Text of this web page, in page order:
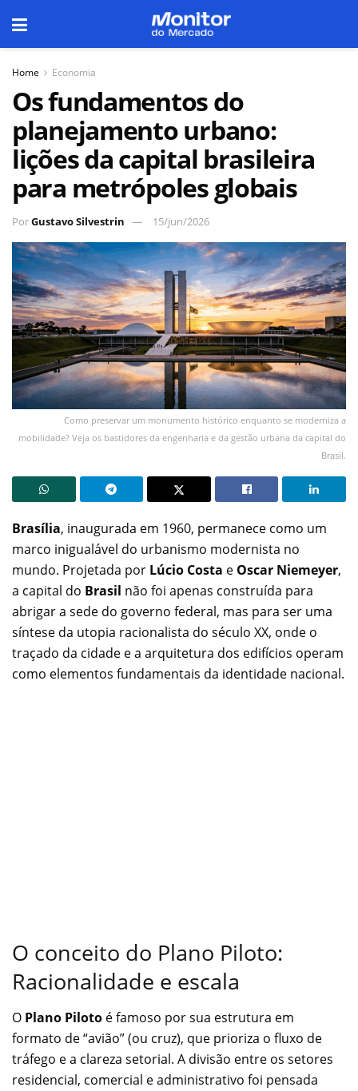
Home Economia
Os fundamentos do
planejamento urbano:
lições da capital brasileira
para metrópoles globais
PorGustavo Silvestrin 15/jun/2026
Como preservar um monumento histórico enquanto se moderniza a
mobilidade? Veja os bastidores da engenharia e da gestão urbana da capital do
Brasil.
Brasília, inaugurada em 1960, permanece como um
marco inigualável do urbanismo modernista no
mundo. Projetada por Lúcio Costa e Oscar Niemeyer,
a capital do Brasil não foi apenas construída para
abrigar a sede do governo federal, mas para ser uma
síntese da utopia racionalista do século XX, onde o
traçado da cidade e a arquitetura dos edifícios operam
como elementos fundamentais da identidade nacional.
O conceito do Plano Piloto:
Racionalidade e escala
O Plano Piloto é famoso por sua estrutura em
formato de “avião” (ou cruz), que prioriza o fluxo de
tráfego e a clareza setorial. A divisão entre os setores
residencial, comercial e administrativo foi pensada